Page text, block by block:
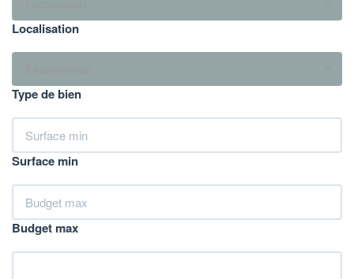
Localisation
Type de bien
Surface min
Budget max